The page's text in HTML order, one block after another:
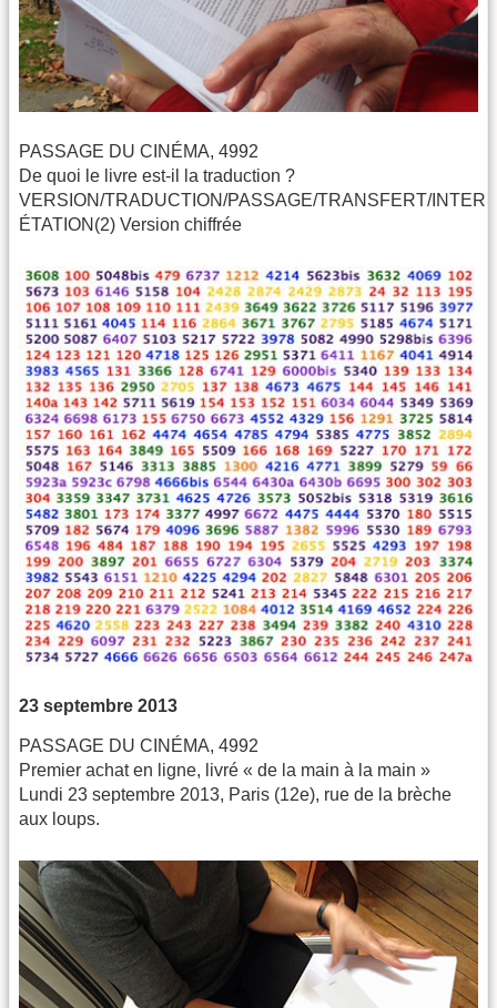
PASSAGE DU CINÉMA, 4992
De quoi le livre est-il la traduction ?
VERSION/TRADUCTION/PASSAGE/TRANSFERT/
ÉTATION(2) Version chiffrée
23 septembre 2013
PASSAGE DU CINÉMA, 4992
Premier achat en ligne, livré « de la main à la main »
Lundi 23 septembre 2013, Paris (12e), rue de la brèche
aux loups.